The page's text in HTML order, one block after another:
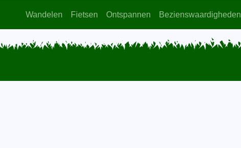
Wandelen Fietsen Ontspannen Bezienswaardigheden